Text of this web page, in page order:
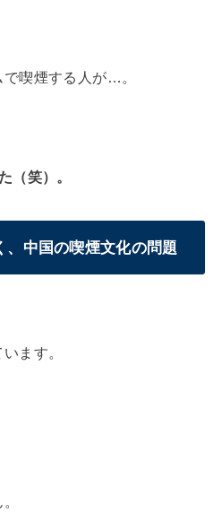
喫煙する人が…。
（笑）。
中国の喫煙文化の問題
ます。